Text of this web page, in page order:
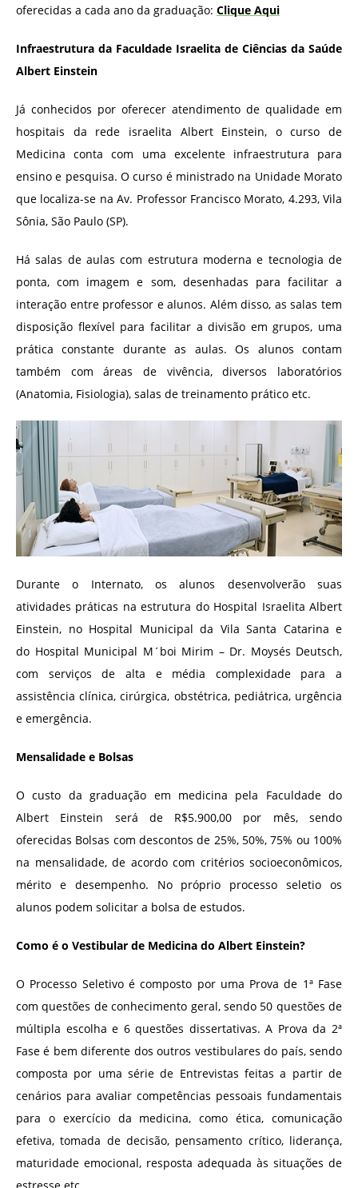
oferecidas a cada ano da graduação: Clique Aqui
Infraestrutura da Faculdade Israelita de Ciências da Saúde
Albert Einstein
Já conhecidos por oferecer atendimento de qualidade em
hospitais da rede israelita Albert Einstein, o curso de
Medicina conta com uma excelente infraestrutura para
ensino e pesquisa. O curso é ministrado na Unidade Morato
que localiza-se na Av. Professor Francisco Morato, 4.293, Vila
Sônia, São Paulo (SP).
Há salas de aulas com estrutura moderna e tecnologia de
ponta, com imagem e som, desenhadas para facilitar a
interação entre professor e alunos. Além disso, as salas tem
disposição flexível para facilitar a divisão em grupos, uma
prática constante durante as aulas. Os alunos contam
também com áreas de vivência, diversos laboratórios
(Anatomia, Fisiologia), salas de treinamento prático etc.
Durante o Internato, os alunos desenvolverão suas
atividades práticas na estrutura do Hospital Israelita Albert
Einstein, no Hospital Municipal da Vila Santa Catarina e
do Hospital Municipal M´boi Mirim – Dr. Moysés Deutsch,
com serviços de alta e média complexidade para a
assistência clínica, cirúrgica, obstétrica, pediátrica, urgência
e emergência.
Mensalidade e Bolsas
O custo da graduação em medicina pela Faculdade do
Albert Einstein será de R$5.900,00 por mês, sendo
oferecidas Bolsas com descontos de 25%, 50%, 75% ou 100%
na mensalidade, de acordo com critérios socioeconômicos,
mérito e desempenho. No próprio processo seletio os
alunos podem solicitar a bolsa de estudos.
Como é o Vestibular de Medicina do Albert Einstein?
O Processo Seletivo é composto por uma Prova de 1ª Fase
com questões de conhecimento geral, sendo 50 questões de
múltipla escolha e 6 questões dissertativas. A Prova da 2ª
Fase é bem diferente dos outros vestibulares do país, sendo
composta por uma série de Entrevistas feitas a partir de
cenários para avaliar competências pessoais fundamentais
para o exercício da medicina, como ética, comunicação
efetiva, tomada de decisão, pensamento crítico, liderança,
maturidade emocional, resposta adequada às situações de